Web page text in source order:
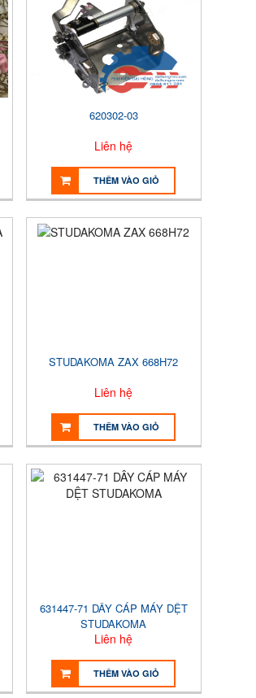
620302-03
Liên hệ
THÊM VÀO GIỎ
STUDAKOMA ZAX 668H72
Liên hệ
THÊM VÀO GIỎ
631447-71 DÂY CÁP MÁY DỆT
STUDAKOMA
Liên hệ
THÊM VÀO GIỎ